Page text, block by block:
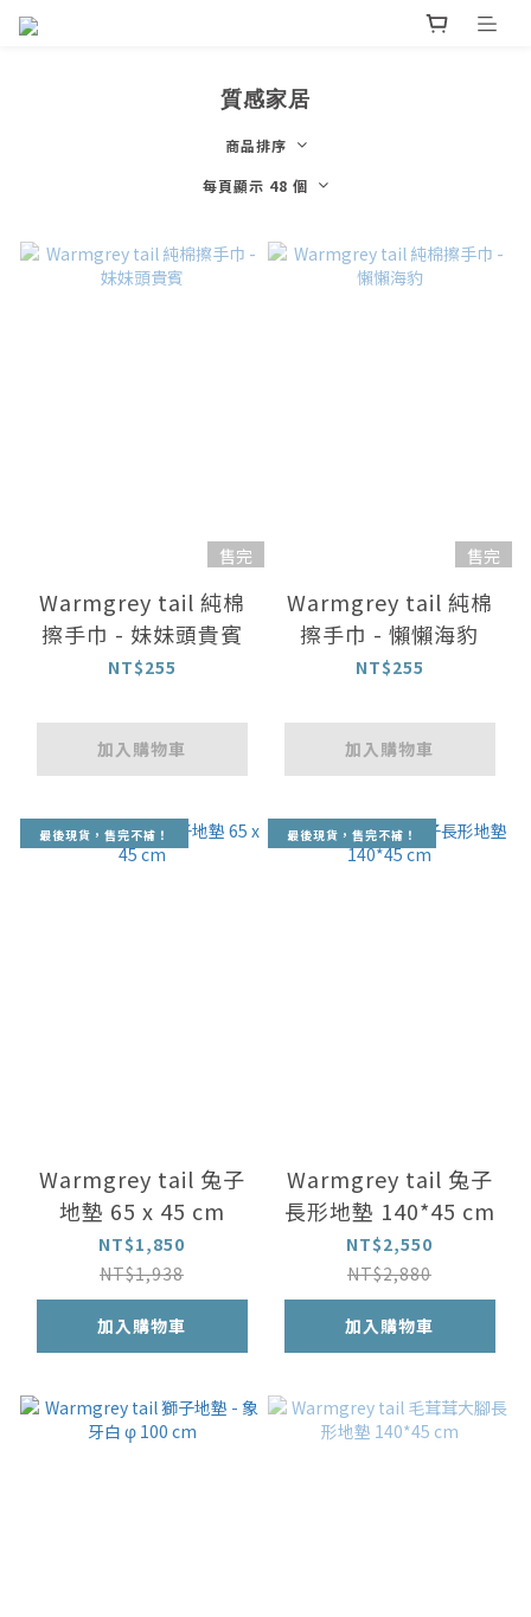
質感家居
商品排序
每頁顯示 48 個
售完
Warmgrey tail 純棉
擦手巾 - 妹妹頭貴賓
NT$255
加入購物車
售完
Warmgrey tail 純棉
擦手巾 - 懶懶海豹
NT$255
加入購物車
最後現貨，售完不補！
Warmgrey tail 兔子
地墊 65 x 45 cm
NT$1,850
NT$1,938
加入購物車
最後現貨，售完不補！
Warmgrey tail 兔子
長形地墊 140*45 cm
NT$2,550
NT$2,880
加入購物車